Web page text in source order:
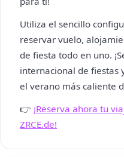
Utiliza el sencillo
reservar vuelo,
de fiesta todo en uno.
internacional de fiestas
el verano más caliente
👉 ¡Reserva ahora tu
ZRCE.de!